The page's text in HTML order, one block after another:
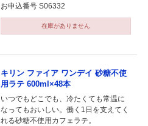
お申込番号 S06332
在庫がありません
キリン ファイア ワンデイ 砂糖不使
用ラテ 600ml×48本
いつでもどこでも、冷たくても常温に
なってもおいしい。働く1日を支えてく
れる砂糖不使用カフェラテ。